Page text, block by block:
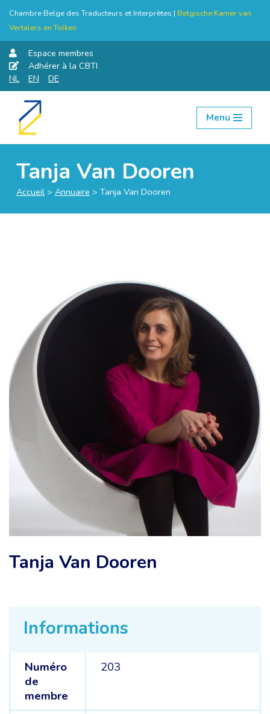
Chambre Belge des Traducteurs et Interprètes | Belgische Kamer van
Vertalers en Tolken
Espace membres
Adhérer à la CBTI
NL
EN DE
Aller
Menu
Tanja Van Dooren
Accueil > Annuaire > Tanja Van Dooren
Informations
Numéro
de
membre
203
Tanja Van Dooren